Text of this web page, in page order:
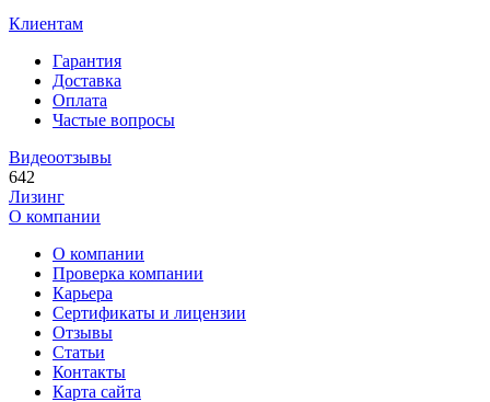
Клиентам
Гарантия
Доставка
Оплата
Частые вопросы
Видеоотзывы
642
Лизинг
О компании
О компании
Проверка компании
Карьера
Сертификаты и лицензии
Отзывы
Статьи
Контакты
Карта сайта